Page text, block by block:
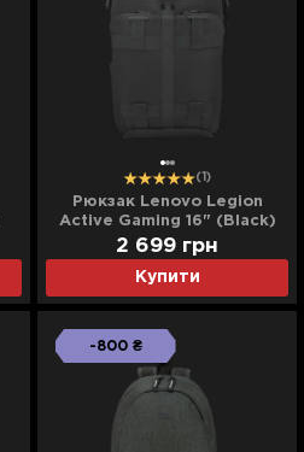
(1)
Рюкзак Lenovo Legion
Active Gaming 16" (Black)
Купити
2 699 грн
-800 ₴